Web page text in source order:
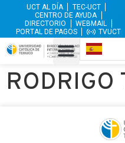
UCT AL DÍA
TEC-UCT
CENTRO DE AYUDA
DIRECTORIO
WEBMAIL
PORTAL DE PAGOS
TVUCT
RODRIGO